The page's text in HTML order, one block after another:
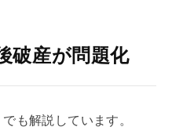
破産が問題化
も解説しています。